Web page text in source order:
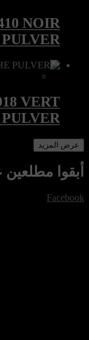
NOIR
VERT
عرض المزيد
أبقوا
Facebook